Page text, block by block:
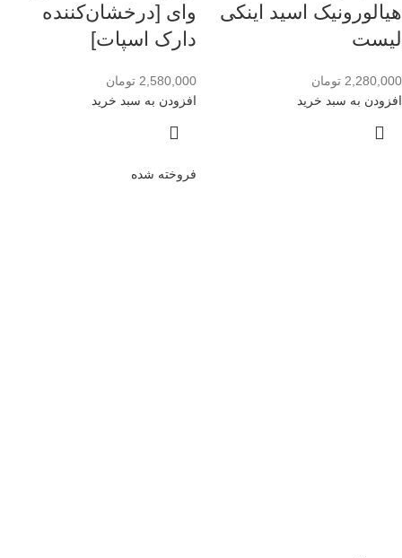
هیالورونیک اسید اینکی
لیست
2,280,000 تومان
افزودن به سبد خرید
وای [درخشان‌کننده
دارک اسپات]
2,580,000 تومان
افزودن به سبد خرید
فروخته شده